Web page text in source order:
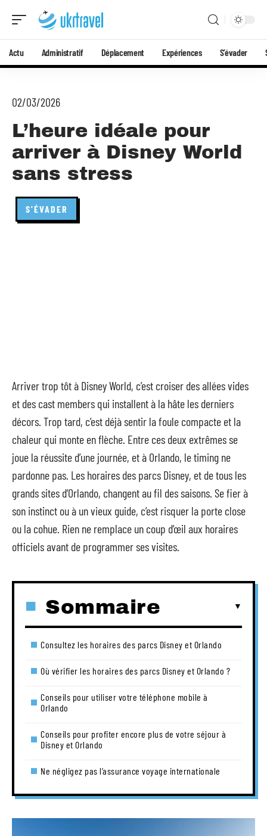
Actu Administratif Déplacement Expériences S’évader
02/03/2026
L’heure idéale pour
arriver à Disney World
sans stress
S'ÉVADER
Arriver trop tôt à Disney World, c’est croiser des allées vides
et des cast members qui installent à la hâte les derniers
décors. Trop tard, c’est déjà sentir la foule compacte et la
chaleur qui monte en flèche. Entre ces deux extrêmes se
joue la réussite d’une journée, et à Orlando, le timing ne
pardonne pas. Les horaires des parcs Disney, et de tous les
grands sites d’Orlando, changent au fil des saisons. Se fier à
son instinct ou à un vieux guide, c’est risquer la porte close
ou la cohue. Rien ne remplace un coup d’œil aux horaires
officiels avant de programmer ses visites.
Sommaire
Consultez les horaires des parcs Disney et Orlando
Où vérifier les horaires des parcs Disney et Orlando ?
Conseils pour utiliser votre téléphone mobile à
Orlando
Conseils pour profiter encore plus de votre séjour à
Disney et Orlando
Ne négligez pas l’assurance voyage internationale